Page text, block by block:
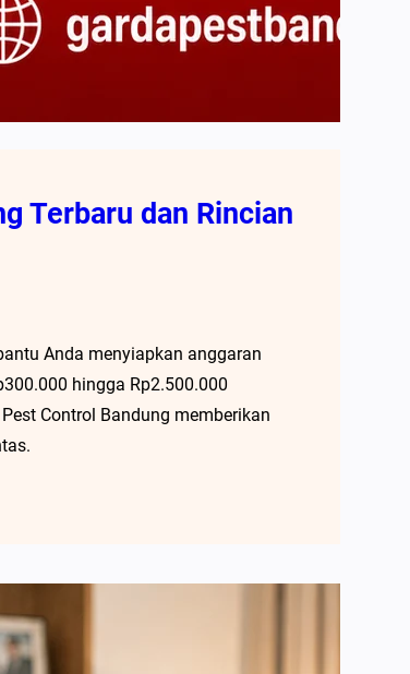
Terbaru dan Rincian
Anda menyiapkan anggaran
hingga Rp2.500.000
Control Bandung memberikan